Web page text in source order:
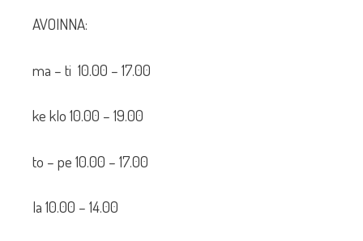
AVOINNA:
ma – ti 10.00 – 17.00
ke klo 10.00 – 19.00
to – pe 10.00 – 17.00
la 10.00 – 14.00